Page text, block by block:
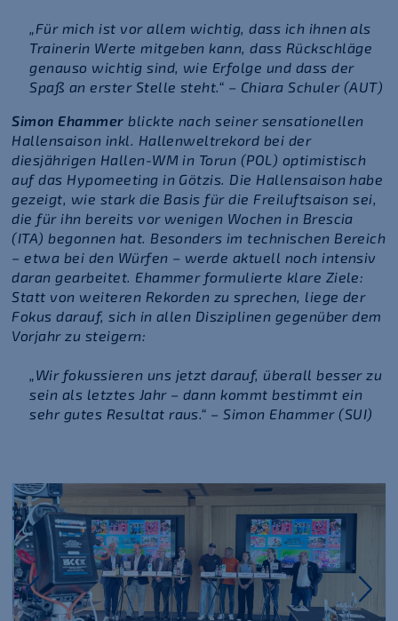
„Für mich ist vor allem wichtig, dass ich ihnen als
Trainerin Werte mitgeben kann, dass Rückschläge
genauso wichtig sind, wie Erfolge und dass der
Spaß an erster Stelle steht.“ – Chiara Schuler (AUT)
Simon Ehammer blickte nach seiner sensationellen
Hallensaison inkl. Hallenweltrekord bei der
diesjährigen Hallen-WM in Torun (POL) optimistisch
auf das Hypomeeting in Götzis. Die Hallensaison habe
gezeigt, wie stark die Basis für die Freiluftsaison sei,
die für ihn bereits vor wenigen Wochen in Brescia
(ITA) begonnen hat. Besonders im technischen Bereich
– etwa bei den Würfen – werde aktuell noch intensiv
daran gearbeitet. Ehammer formulierte klare Ziele:
Statt von weiteren Rekorden zu sprechen, liege der
Fokus darauf, sich in allen Disziplinen gegenüber dem
Vorjahr zu steigern:
„Wir fokussieren uns jetzt darauf, überall besser zu
sein als letztes Jahr – dann kommt bestimmt ein
sehr gutes Resultat raus.“ – Simon Ehammer (SUI)